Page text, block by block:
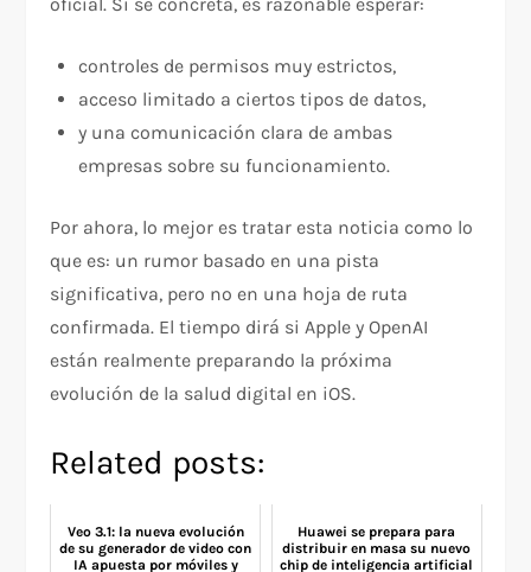
controles de permisos muy estrictos,
acceso limitado a ciertos tipos de datos,
y una comunicación clara de ambas
empresas sobre su funcionamiento.
Por ahora, lo mejor es tratar esta noticia como lo
que es: un rumor basado en una pista
significativa, pero no en una hoja de ruta
confirmada. El tiempo dirá si Apple y OpenAI
están realmente preparando la próxima
evolución de la salud digital en iOS.
Related posts:
Veo 3.1: la nueva evolución
de su generador de video con
IA apuesta por móviles y
Huawei se prepara para
distribuir en masa su nuevo
chip de inteligencia artificial